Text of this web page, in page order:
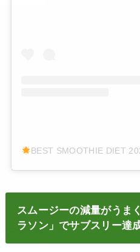
BEST SMOOTHIE DIET
スムージーの減量がうま
ラソン」でサブスリー達